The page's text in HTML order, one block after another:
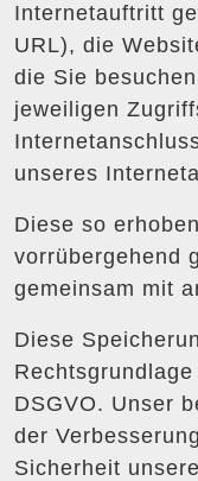
Internetauftritt
URL), die
die Sie
jeweiligen
unseres
Diese so
vorrübergehend
gemeinsam mit
Diese
DSGVO. Unser
der
Sicherheit